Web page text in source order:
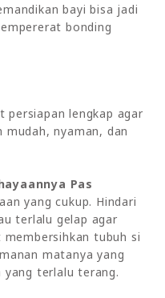
bayi bisa jadi
bonding
persiapan lengkap agar
mudah, nyaman, dan
Pas
yang cukup. Hindari
terlalu gelap agar
tubuh si
matanya yang
terlalu terang.